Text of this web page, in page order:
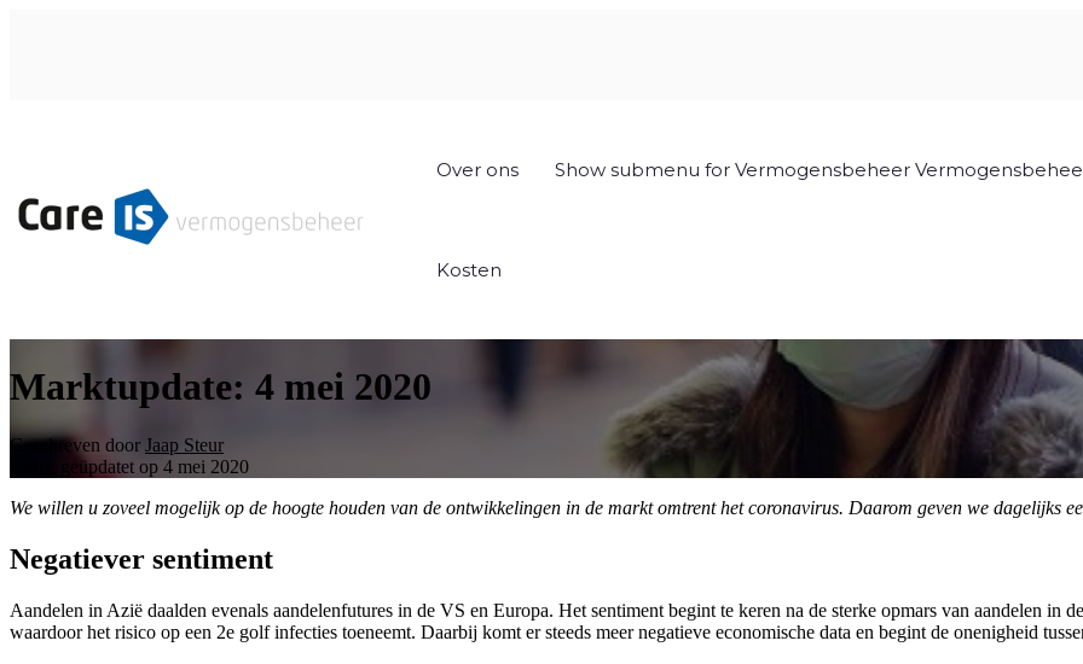
Over ons Show submenu for Vermogensbeheer
Kosten
Marktupdate: 4 mei 2020
Geschreven door Jaap Steur
Laatst geüpdatet op 4 mei 2020
We willen u zoveel mogelijk op de hoogte houden van de ontwikkelingen in de markt omtrent het coronavirus. Daarom geven we dagelijks
Negatiever sentiment
Aandelen in Azië daalden evenals aandelenfutures in de VS en Europa. Het sentiment begint te keren na de sterke opmars van aandelen
waardoor het risico op een 2e golf infecties toeneemt. Daarbij komt er steeds meer negatieve economische data en begint de onenigheid